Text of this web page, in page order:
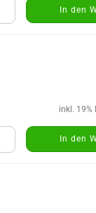
In den
inkl. 19%
In den